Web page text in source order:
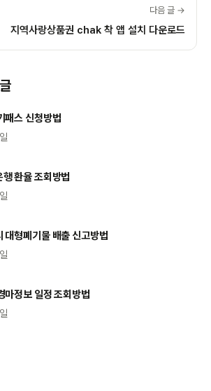
다음 글 →
지역사랑상품권 chak 착 앱 설치 다운로드
패스 신청방법
행 환율 조회방법
대형폐기물 배출 신고방법
마정보 일정 조회방법